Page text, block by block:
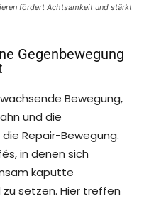
fördert Achtsamkeit und stärkt
Gegenbewegung
Bewegung,
und die
Repair-Bewegung.
in denen sich
kaputte
setzen. Hier treffen